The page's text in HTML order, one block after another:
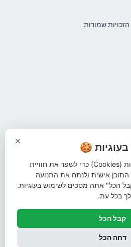
× 🍪
האתר שלנו משתמש בעוגיות (Cookies) כדי לשפר את חוויית
אישית ולנתח את התנועה
הכל" אתה מסכים לשימוש בעוגיות.
בכל עת.
קבל הכל
דחה הכל